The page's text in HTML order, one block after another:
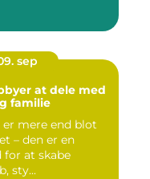
sep
at dele med
familie
er mere end blot
– den er en
for at skabe
sty...